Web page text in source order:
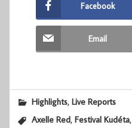
Facebook
Email
Highlights,Live Reports
Axelle Red,Festival Kudéta,